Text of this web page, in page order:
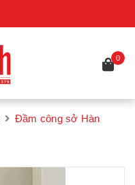
0
Đầm công sở Hàn